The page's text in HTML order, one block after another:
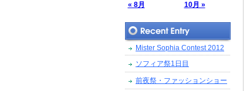
« 8月 10月 »
Mister Sophia Contest 2012
ソフィア祭1日目
前夜祭・ファッションショー